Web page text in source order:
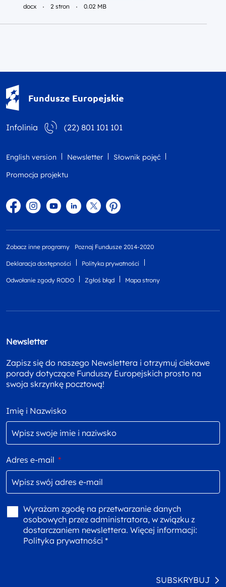
docx 2 stron 0.02 MB
Fundusze Europejskie
Infolinia (22) 801 101 101
English version Newsletter
Słownik pojęć
Promocja projektu
FacebookInstagram
YouTubeLinkedintwitterPinterest
Zobacz inne programy Poznaj Fundusze 2014-2020
Deklaracja dostępności Polityka prywatności
Odwołanie zgody RODO Zgłoś błąd Mapa strony
Newsletter
Zapisz się do naszego Newslettera i otrzymuj ciekawe
porady dotyczące Funduszy Europejskich prosto na
swoja skrzynkę pocztową!
Imię i Nazwisko
Adres e-mail *
Wyrażam zgodę na przetwarzanie danych
osobowych przez administratora, w związku z
dostarczaniem newslettera. Więcej informacji:
Polityka prywatności *
SUBSKRYBUJ